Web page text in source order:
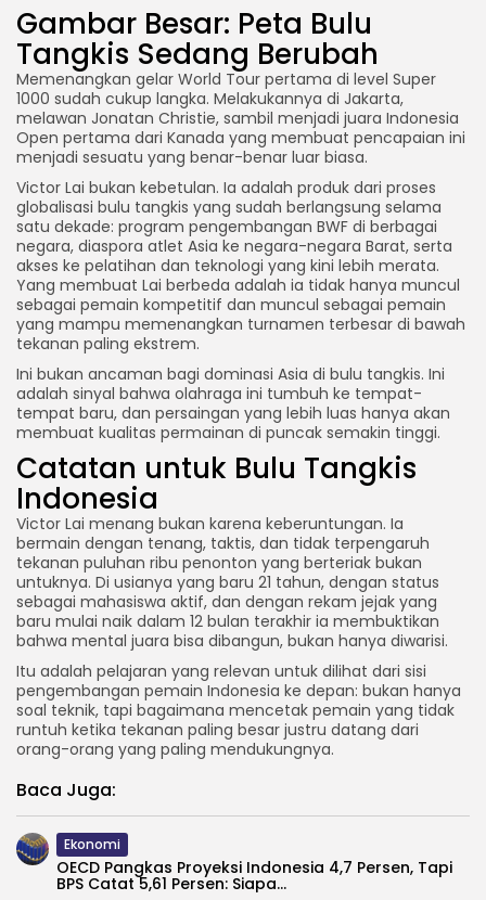
Gambar Besar: Peta Bulu
Tangkis Sedang Berubah
Memenangkan gelar World Tour pertama di level Super
1000 sudah cukup langka. Melakukannya di Jakarta,
melawan Jonatan Christie, sambil menjadi juara Indonesia
Open pertama dari Kanada yang membuat pencapaian ini
menjadi sesuatu yang benar-benar luar biasa.
Victor Lai bukan kebetulan. Ia adalah produk dari proses
globalisasi bulu tangkis yang sudah berlangsung selama
satu dekade: program pengembangan BWF di berbagai
negara, diaspora atlet Asia ke negara-negara Barat, serta
akses ke pelatihan dan teknologi yang kini lebih merata.
Yang membuat Lai berbeda adalah ia tidak hanya muncul
sebagai pemain kompetitif dan muncul sebagai pemain
yang mampu memenangkan turnamen terbesar di bawah
tekanan paling ekstrem.
Ini bukan ancaman bagi dominasi Asia di bulu tangkis. Ini
adalah sinyal bahwa olahraga ini tumbuh ke tempat-
tempat baru, dan persaingan yang lebih luas hanya akan
membuat kualitas permainan di puncak semakin tinggi.
Catatan untuk Bulu Tangkis
Indonesia
Victor Lai menang bukan karena keberuntungan. Ia
bermain dengan tenang, taktis, dan tidak terpengaruh
tekanan puluhan ribu penonton yang berteriak bukan
untuknya. Di usianya yang baru 21 tahun, dengan status
sebagai mahasiswa aktif, dan dengan rekam jejak yang
baru mulai naik dalam 12 bulan terakhir ia membuktikan
bahwa mental juara bisa dibangun, bukan hanya diwarisi.
Itu adalah pelajaran yang relevan untuk dilihat dari sisi
pengembangan pemain Indonesia ke depan: bukan hanya
soal teknik, tapi bagaimana mencetak pemain yang tidak
runtuh ketika tekanan paling besar justru datang dari
orang-orang yang paling mendukungnya.
Baca Juga:
Ekonomi
OECD Pangkas Proyeksi Indonesia 4,7 Persen, Tapi
BPS Catat 5,61 Persen: Siapa...